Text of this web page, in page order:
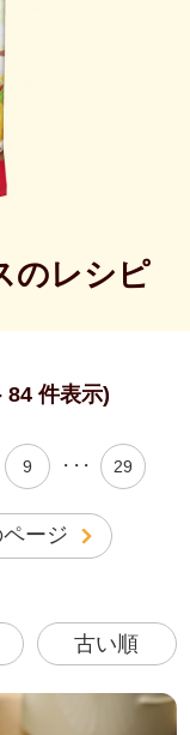
のレシピ
84 件表示)
9 ・・・ 29
ージ
古い順